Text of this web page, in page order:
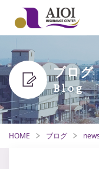
ブログ
HOME ブログ news